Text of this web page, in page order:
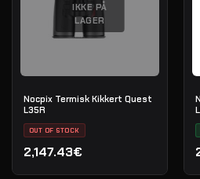
IKKE PÅ
LAGER
Nocpix Termisk Kikkert Quest
L35R
OUT OF STOCK
2,147.43€